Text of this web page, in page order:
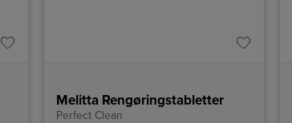
Melitta Rengøringstabletter
Perfect Clean